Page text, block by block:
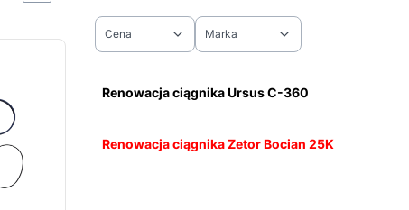
Cena Marka
Renowacja ciągnika Ursus C-360
Renowacja ciągnika Zetor Bocian 25K